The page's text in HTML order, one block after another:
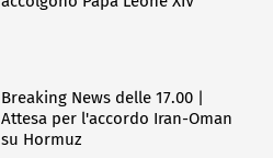
Breaking News delle 17.00 |
Attesa per l'accordo Iran-Oman
su Hormuz